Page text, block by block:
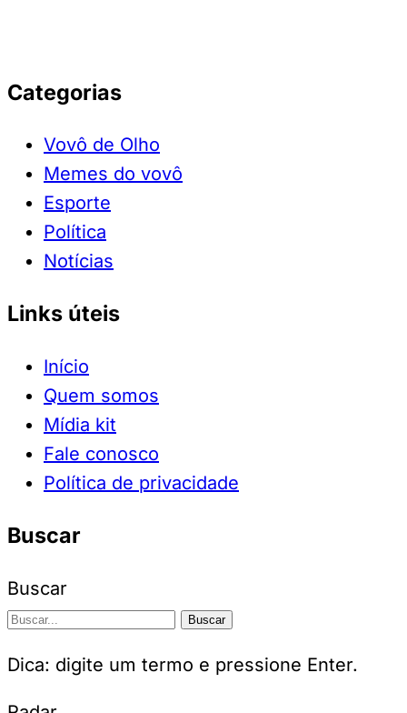
Categorias
Vovô de Olho
Memes do vovô
Esporte
Política
Notícias
Links úteis
Início
Quem somos
Mídia kit
Fale conosco
Política de privacidade
Buscar
Buscar
Buscar
Dica: digite um termo e pressione Enter.